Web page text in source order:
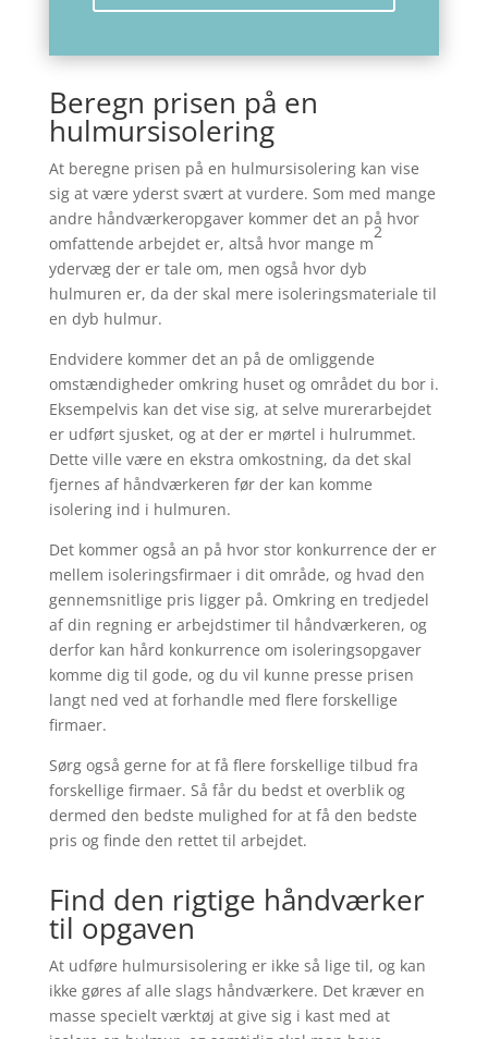
Beregn prisen på en
hulmursisolering
At beregne prisen på en hulmursisolering kan vise
sig at være yderst svært at vurdere. Som med mange
andre håndværkeropgaver kommer det an på hvor
omfattende arbejdet er, altså hvor mange m
2
ydervæg der er tale om, men også hvor dyb
hulmuren er, da der skal mere isoleringsmateriale til
en dyb hulmur.
Endvidere kommer det an på de omliggende
omstændigheder omkring huset og området du bor i.
Eksempelvis kan det vise sig, at selve murerarbejdet
er udført sjusket, og at der er mørtel i hulrummet.
Dette ville være en ekstra omkostning, da det skal
fjernes af håndværkeren før der kan komme
isolering ind i hulmuren.
Det kommer også an på hvor stor konkurrence der er
mellem isoleringsfirmaer i dit område, og hvad den
gennemsnitlige pris ligger på. Omkring en tredjedel
af din regning er arbejdstimer til håndværkeren, og
derfor kan hård konkurrence om isoleringsopgaver
komme dig til gode, og du vil kunne presse prisen
langt ned ved at forhandle med flere forskellige
firmaer.
Sørg også gerne for at få flere forskellige tilbud fra
forskellige firmaer. Så får du bedst et overblik og
dermed den bedste mulighed for at få den bedste
pris og finde den rettet til arbejdet.
Find den rigtige håndværker
til opgaven
At udføre hulmursisolering er ikke så lige til, og kan
ikke gøres af alle slags håndværkere. Det kræver en
masse specielt værktøj at give sig i kast med at